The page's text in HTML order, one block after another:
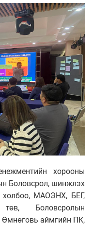
хорооны
Боловсрол, шинжлэх
холбоо, МАОЭНХ, БЕГ,
Боловсролын
Өмнөговь аймгийн ПК,